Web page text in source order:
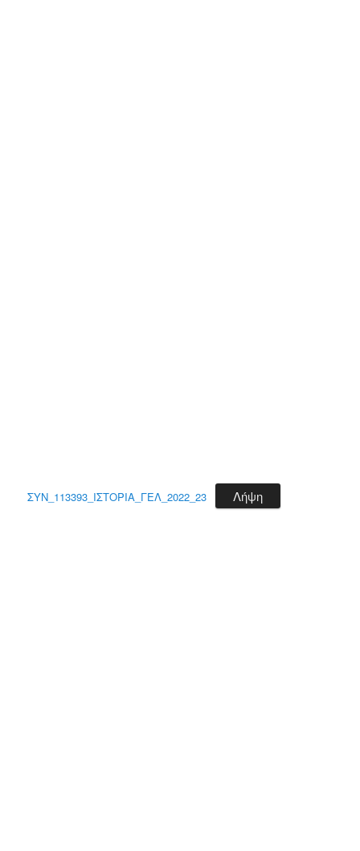
ΣΥΝ_113393_ΙΣΤΟΡΙΑ_ΓΕΛ_2022_23 Λήψη